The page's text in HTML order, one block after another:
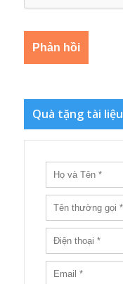
Quà tặng tài liệu